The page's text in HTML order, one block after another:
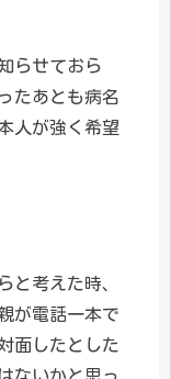
らせておら
たあとも病名
人が強く希望
と考えた時、
が電話一本で
面したとした
ないかと思っ